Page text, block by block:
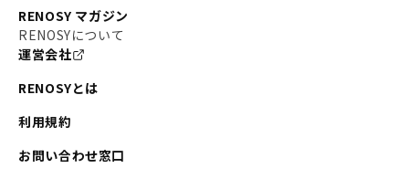
RENOSY マガジン
RENOSYについて
運営会社
RENOSYとは
利用規約
お問い合わせ窓口